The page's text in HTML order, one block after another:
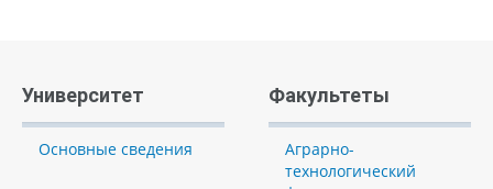
Университет
Основные сведения
Факультеты
Аграрно-
технологический